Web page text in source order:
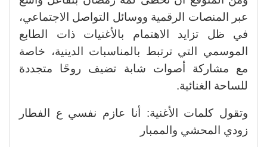
عبر المنصات الرقمية ووسائل التواصل الاجتماعي،
في ظل تزايد الاهتمام بالأغنيات ذات الطابع
الموسمي التي ترتبط بالمناسبات الدينية، خاصة
مع مشاركة أصوات شابة تضيف روحًا متجددة
للساحة الغنائية.
وتقول كلمات الأغنية: أنا عازم نفسي ع الفطار
زودي المحشي والممبار